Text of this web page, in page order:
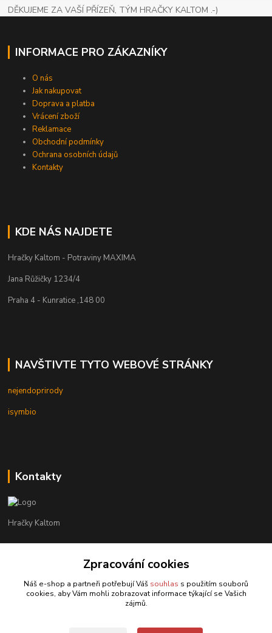
DĚKUJEME ZA VAŠÍ PŘÍZEŇ, TÝM HRAČKY KALTOM .-)
INFORMACE PRO ZÁKAZNÍKY
O nás
Jak nakupovat
Doprava a platba
Vrácení zboží
Reklamace
Obchodní podmínky
Ochrana osobních údajů
Kontakty
KDE NÁS NAJDETE
Hračky Kaltom - Potraviny MAXIMA
Jana Růžičky 1234/4
Praha 4 - Kunratice ,148 00
NAVŠTIVTE TYTO WEBOVÉ STRÁNKY
nejendoprirody
isymbio
Kontakty
Hračky Kaltom
+420 777 538 008
hrackykaltom@gmail.com
Zpracování cookies
Náš e-shop a partneři potřebují Váš souhlas s použitím souborů
cookies, aby Vám mohli zobrazovat informace týkající se Vašich
zájmů.